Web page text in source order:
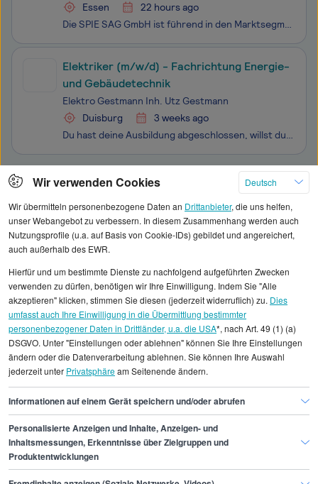
Essen
22 hours ago
Die SPIE SAG GmbH ist führend in den Marktsegmenten Breitbandausbau, Elektromobilität, Wasserstoff, Smart City & Beleuchtung sowie Großbatteriespeichersysteme. Mit über 5000 Mitarbeitern an über 100 Standorten deutschlandweit sind wir ein wichtiger Anbieter innovativer Lösungen für eine nachhalt
Elektriker (m/w/d) - Fachrichtung Energie-
und Gebäudetechnik
Elektro Gestmann Inh. Utz Gestmann
Duisburg
3 weeks ago
Du hast deine Ausbildung abgeschlossen, willst durchstarten und suchst ein Team, das dich unterstützt? Dann bist du bei uns genau richtig! Wir sind ein familiär geführter Betrieb und führen viele verschiedene Arbeiten im Bereich Energie- und Gebäudetechnik aus. Bei uns erwartet dich kein eintöniger
Klicken Sie hier, um weitere Angebote anzuzeigen
statistischen Erhebungen durch StepStone. Es sind
Durchschnittswerte und die Angaben können nicht
einzelnen Stellenangeboten zugeordnet werden.
Gehaltsinformationen
Handwerk
Kabelmonteur/in
Kabelmonteur/in Duisburg
Finde den Job,
der zu dir passt.
Wir verwenden Cookies
Deutsch
Wir übermitteln personenbezogene Daten an Drittanbieter, die uns helfen,
unser Webangebot zu verbessern. In diesem Zusammenhang werden auch
Nutzungsprofile (u.a. auf Basis von Cookie-IDs) gebildet und angereichert,
auch außerhalb des EWR.
Hierfür und um bestimmte Dienste zu nachfolgend aufgeführten Zwecken
verwenden zu dürfen, benötigen wir Ihre Einwilligung. Indem Sie "Alle
akzeptieren" klicken, stimmen Sie diesen (jederzeit widerruflich) zu. Dies
umfasst auch Ihre Einwilligung in die Übermittlung bestimmter
personenbezogener Daten in Drittländer, u.a. die USA*, nach Art. 49 (1) (a)
DSGVO. Unter "Einstellungen oder ablehnen" können Sie Ihre Einstellungen
ändern oder die Datenverarbeitung ablehnen. Sie können Ihre Auswahl
jederzeit unter Privatsphäream Seitenende ändern.
Informationen auf einem Gerät speichern und/oder abrufen
Personalisierte Anzeigen und Inhalte, Anzeigen- und
Inhaltsmessungen, Erkenntnisse über Zielgruppen und
Produktentwicklungen